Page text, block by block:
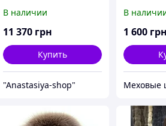
в наличии уточняйте
В наличии
11 370 грн
Купить
"Anastasiya-shop"
"Кубанка"
В
1 600 грн